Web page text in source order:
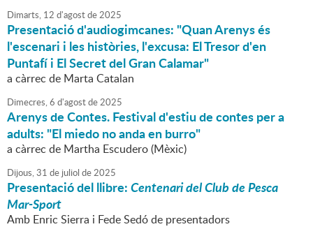
Dimarts, 12 d'agostde2025
Presentació d'audiogimcanes: "Quan Arenys és
l'escenari i les històries, l'excusa: El Tresor d'en
Puntafí i El Secret del Gran Calamar"
a càrrec de Marta Catalan
Dimecres,6 d'agostde2025
Arenys de Contes. Festival d'estiu de contes per a
adults: "El miedo no anda en burro"
a càrrec de Martha Escudero (Mèxic)
Dijous,31 de juliol de2025
Presentació del llibre:Centenari del Club de Pesca
Mar-Sport
Amb Enric Sierra i Fede Sedó de presentadors